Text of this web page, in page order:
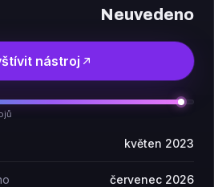
Neuvedeno
nástroj
květen 2023
červenec 2026